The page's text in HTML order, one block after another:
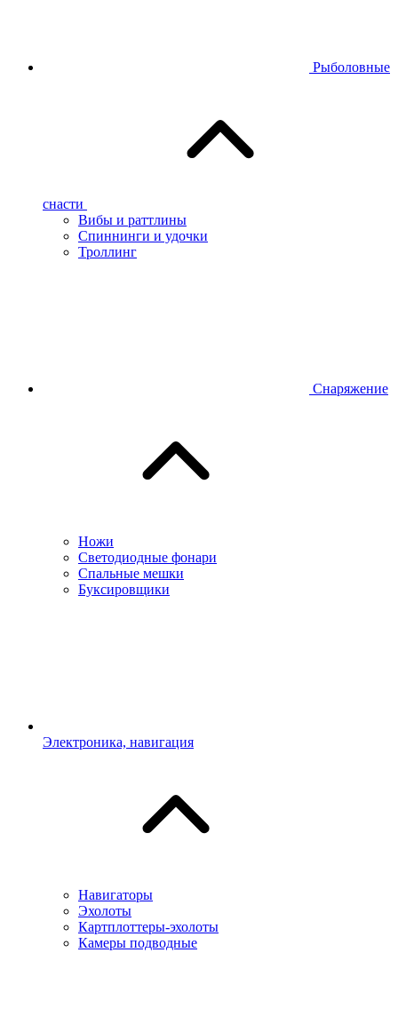
Рыболовные
снасти
Вибы и раттлины
Спиннинги и удочки
Троллинг
Снаряжение
Ножи
Светодиодные фонари
Спальные мешки
Буксировщики
Электроника, навигация
Навигаторы
Эхолоты
Картплоттеры-эхолоты
Камеры подводные